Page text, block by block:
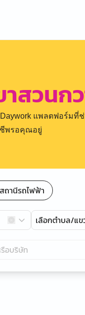
สวนก
แพลตฟอร์มที่
ชีพรอคุณอยู่
ถานีรถไฟฟ้า
เลือกตำบล/แข